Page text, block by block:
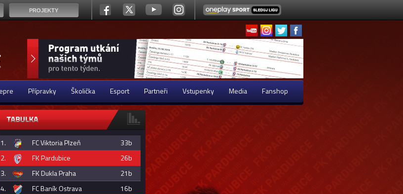
Přípravky Školička Esport Partneři Vstupenky Media Fanshop
1. FC Viktoria Plzeň
33b
2.
FK Pardubice
26b
3.
FK Dukla Praha
21b
4.
FC Baník Ostrava
16b
PROJEKTY